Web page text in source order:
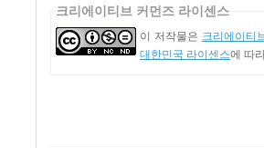
크리에이티브 커먼즈 라이센스
이 저작물은 크리에이티
대한민국 라이센스에 따